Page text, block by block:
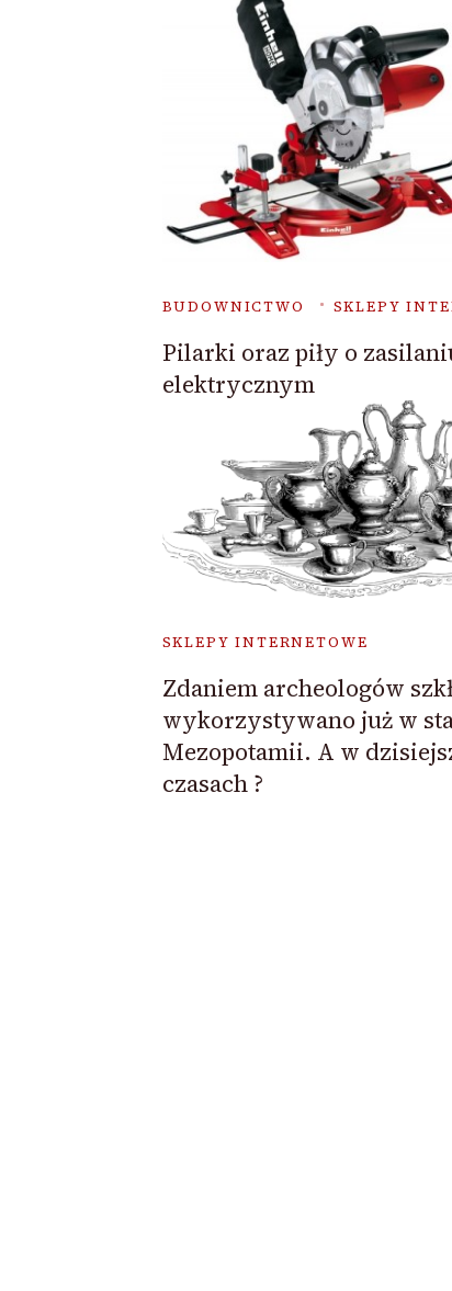
BUDOWNICTWO SKLEPY
Pilarki oraz piły o
elektrycznym
SKLEPY INTERNETOWE
Zdaniem archeologów
wykorzystywano już w
Mezopotamii. A w
czasach ?